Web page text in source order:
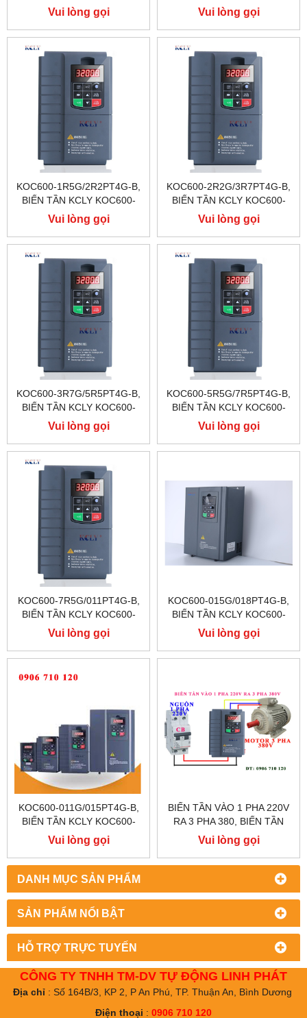
DANH MỤC SẢN PHẨM
SẢN PHẨM NỔI BẬT
HỖ TRỢ TRỰC TUYẾN
KCLY KOC600 , BIẾN TẦN
KCLY KOC100
Vui lòng gọi
R75G/1R5PT4G-B
Vui lòng gọi
KOC600-1R5G/2R2PT4G-B,
BIẾN TẦN KCLY KOC600-
1R5G/2R2PT4G-B
Vui lòng gọi
KOC600-2R2G/3R7PT4G-B,
BIẾN TẦN KCLY KOC600-
2R2G/3R7PT4G-B
Vui lòng gọi
KOC600-3R7G/5R5PT4G-B,
BIẾN TẦN KCLY KOC600-
3R7G/5R5PT4G-B
Vui lòng gọi
KOC600-5R5G/7R5PT4G-B,
BIẾN TẦN KCLY KOC600-
5R5G/7R5PT4G-B
Vui lòng gọi
KOC600-7R5G/011PT4G-B,
BIẾN TẦN KCLY KOC600-
7R5G/011PT4G-B
Vui lòng gọi
KOC600-015G/018PT4G-B,
BIẾN TẦN KCLY KOC600-
015G/018PT4G-B
Vui lòng gọi
KOC600-011G/015PT4G-B,
BIẾN TẦN KCLY KOC600-
011G/015PT4G-B
Vui lòng gọi
BIẾN TẦN VÀO 1 PHA 220V
RA 3 PHA 380, BIẾN TẦN
KCLY, KOC600 - 7.5KW
Vui lòng gọi
CÔNG TY TNHH TM-DV TỰ ĐỘNG LINH PHÁT
Địa chỉ: Số 164B/3, KP 2, P An Phú, TP. Thuận An, Bình Dương
Điện thoại : 0906 710 120